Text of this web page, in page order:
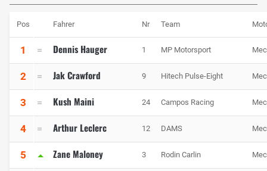
Pos Fahrer Nr Team
1 Dennis Hauger 1 MP Motorsport
2 Jak Crawford 9 Hitech Pulse-Eight
3 Kush Maini 24 Campos Racing
4 Arthur Leclerc 12 DAMS
5 Zane Maloney 3 Rodin Carlin